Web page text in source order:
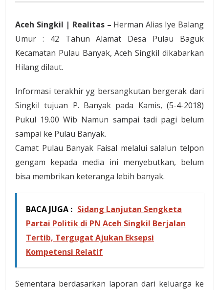
Aceh Singkil | Realitas – Herman Alias Iye Balang
Umur : 42 Tahun Alamat Desa Pulau Baguk
Kecamatan Pulau Banyak, Aceh Singkil dikabarkan
Hilang dilaut.
Informasi terakhir yg bersangkutan bergerak dari
Singkil tujuan P. Banyak pada Kamis, (5-4-2018)
Pukul 19.00 Wib Namun sampai tadi pagi belum
sampai ke Pulau Banyak.
Camat Pulau Banyak Faisal melalui salalun telpon
gengam kepada media ini menyebutkan, belum
bisa membrikan keteranga lebih banyak.
BACA JUGA : Sidang Lanjutan Sengketa
Partai Politik di PN Aceh Singkil Berjalan
Tertib, Tergugat Ajukan Eksepsi
Kompetensi Relatif
Sementara berdasarkan laporan dari keluarga ke